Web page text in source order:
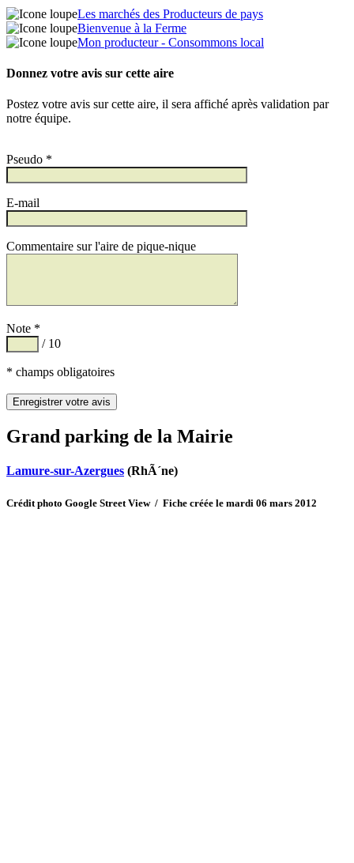
Les marchés des Producteurs de pays
Bienvenue à la Ferme
Mon producteur - Consommons local
Donnez votre avis sur cette aire
Postez votre avis sur cette aire, il sera affiché après validation par
notre équipe.
Pseudo *
E-mail
Commentaire sur l'aire de pique-nique
Note *
/ 10
* champs obligatoires
Grand parking de la Mairie
Lamure-sur-Azergues (RhÃ´ne)
Crédit photo Google Street View / Fiche créée le mardi 06 mars 2012